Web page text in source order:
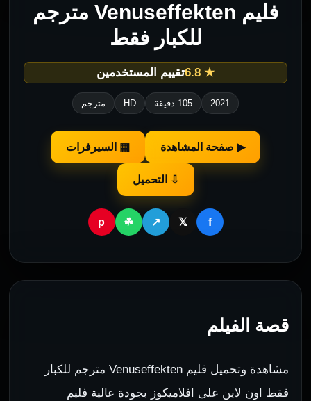
فليم Venuseffekten مترجم
للكبار فقط
★ 6.8 تقييم المستخدمين
2021 105 دقيقة HD مترجم
▶ صفحة المشاهدة ▦ السيرفرات
⇩ التحميل
f
𝕏
↗
☘
p
قصة الفيلم
مشاهدة وتحميل فليم Venuseffekten مترجم للكبار
فقط اون لاين على افلاميكوز بجودة عالية فليم